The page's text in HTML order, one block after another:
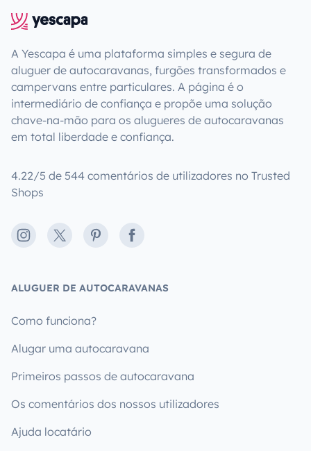
A Yescapa é uma plataforma simples e segura de
aluguer de autocaravanas, furgões transformados e
campervans entre particulares. A página é o
intermediário de confiança e propõe uma solução
chave-na-mão para os alugueres de autocaravanas
em total liberdade e confiança.
4.22/5 de 544 comentários de utilizadores no Trusted
Shops
Instagram
X PinterestFacebook
ALUGUER DE AUTOCARAVANAS
Como funciona?
Alugar uma autocaravana
Primeiros passos de autocaravana
Os comentários dos nossos utilizadores
Ajuda locatário